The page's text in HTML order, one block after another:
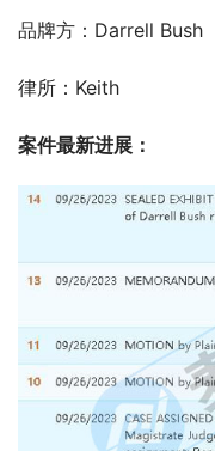
品牌方：Darrell Bush
律所：Keith
案件最新进展：